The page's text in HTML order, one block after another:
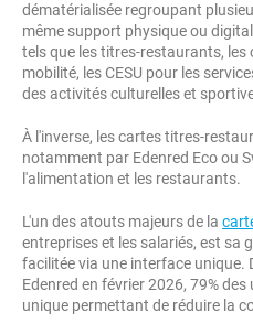
dématérialisée regroupant
même support physique ou
tels que les titres-restaurants,
mobilité, les CESU pour les
des activités culturelles et
À l'inverse, les cartes titres-
notamment par Edenred Eco ou
l'alimentation et les restaurants.
L'un des atouts majeurs de la
entreprises et les salariés, est sa
facilitée via une interface unique.
Edenred en février 2026, 79%
unique permettant de réduire la